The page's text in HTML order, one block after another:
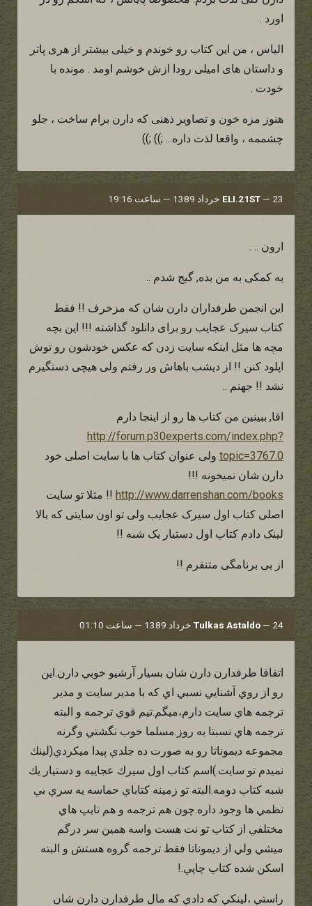
اورد .
الیاس ، من این کتاب رو خوندم و خیلی بیشتر از هری پاتر
و داستان های امیلی رودا ازش خوشم اومد . مونده با
خودت .
هنوز مزه خون و تصاویر ذهنی که دارن برام ساخت ، جلو
چشممه ، واقعا لذت داره... ;)) ;))
ELI.21ST — 23 خرداد 1389 — ساعت 19:16
ارون .. .
یه کمکی به من بده, گیج شدم ..
این انجمن طرفداران دارن شان که مزخرف !! فقط
کتاب سیرک عجایب رو برای دانلود گذاشته !!! این بچه
مچه ها مثل اینکه سایت زدن که عکس خودشون رو توش
اپلود کنن !! از دیشب باهاش ور رفتم ولی هیچی دستگیرم
نشد !! جهنم ..
اقا, ببینین من کتاب ها رو از اینجا دارم
http://forum.p30experts.com/index.php?
topic=3767.0 ولی عنوان کتاب ها با سایت اصلی خود
دارن شان نمیخونه !!!
http://www.darrenshan.com/books !! مثلا تو سایت
اصلی کتاب اول سیرک عجایب ولی تو اون سایتی که بالا
لینک دادم کتاب اول دستیار یک شبه !!
از بی برنامگی متنفرم !!
Tulkas Astaldo — 24 خرداد 1389 — ساعت 01:10
اتفاقا طرفدارن دارن شان بسيار آرشيو خوبي دارن.اين
رو از روي آشنايي نسبي اي كه با مدير سايت و مدير
ترجمه هاي سايت دارم،ميگم.تيم قوي ترجمه و البته
ترجمه هاي نسبتا به روز.مسلما خوب نگشتي وگرنه
مجموعه ديموناتا رو به صورت ده جلدي پيدا ميكردي(لينك
نميدم تو سايت.)اسم كتاب اول سيرك عجايبه و دستيار يك
شبه كتاب دومه.البته تو زمينه كتاباي حماسه يه سري بي
نظمي ها وجود داره.چون هم ترجمه و هم تايپ هاي
مختلفي از كتاب تو نت هست واسه همين سر درگم
ميشي ولي از ديموناتا فقط ترجمه گروه هستش و البته
اسكن شده كتاب چاپي.!
راستي ،لينكي كه دادي كه مال طرفدارن دارن شان